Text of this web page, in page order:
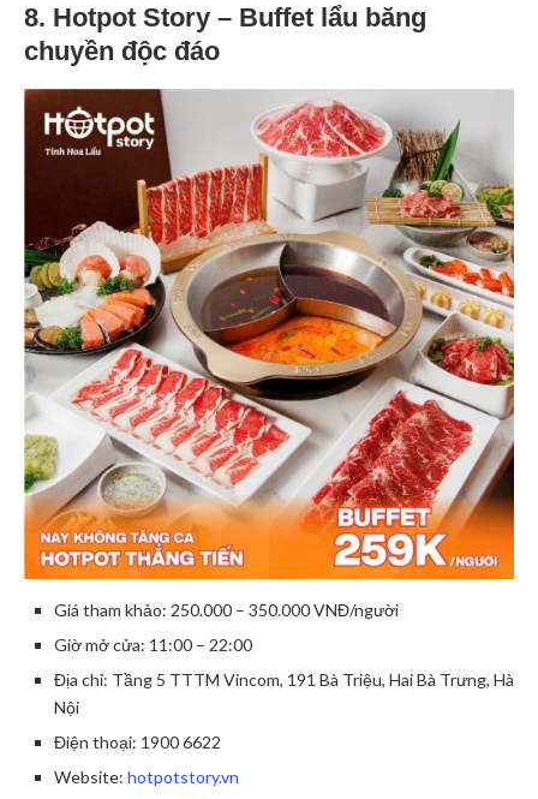
8. Hotpot Story – Buffet lẩu băng
chuyền độc đáo
Giá tham khảo: 250.000 – 350.000 VNĐ/người
Giờ mở cửa: 11:00 – 22:00
Địa chỉ: Tầng 5 TTTM Vincom, 191 Bà Triệu, Hai Bà Trưng, Hà
Nội
Điện thoại: 1900 6622
Website: hotpotstory.vn